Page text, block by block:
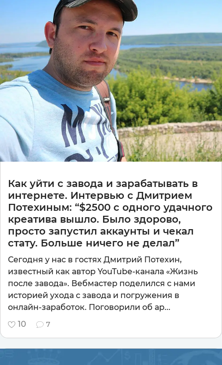
Как уйти с завода и зарабатывать в
интернете. Интервью с Дмитрием
Потехиным: “$2500 с одного удачного
креатива вышло. Было здорово,
просто запустил аккаунты и чекал
стату. Больше ничего не делал”
Сегодня у нас в гостях Дмитрий Потехин,
известный как автор YouTube-канала «Жизнь
после завода». Вебмастер поделился с нами
историей ухода с завода и погружения в
онлайн-заработок. Поговорили об ар...
10
7